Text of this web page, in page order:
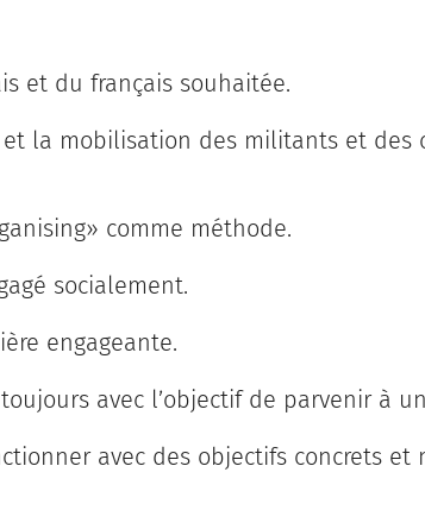
et du français souhaitée.
et la mobilisation des militants et des
comme méthode.
socialement.
engageante.
avec l’objectif de parvenir à
avec des objectifs concrets et